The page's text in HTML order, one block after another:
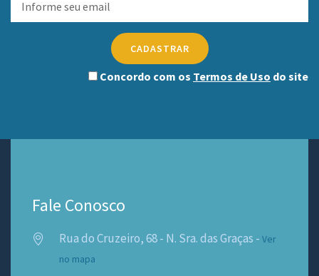
CADASTRAR
Concordo com os Termos de Uso do site
Fale Conosco
Rua do Cruzeiro, 68 - N. Sra. das Graças - Ver
no mapa